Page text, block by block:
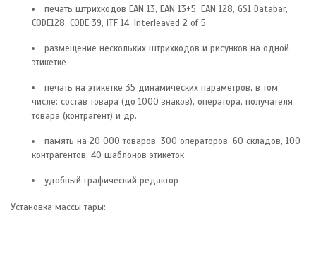
печать штрихкодов EAN 13, EAN 13+5, EAN 128, GS1 Databar,
CODE128, CODE 39, ITF 14, Interleaved 2 of 5
размещение нескольких штрихкодов и рисунков на одной
этикетке
печать на этикетке 35 динамических параметров, в том
числе: состав товара (до 1000 знаков), оператора, получателя
товара (контрагент) и др.
память на 20 000 товаров, 300 операторов, 60 складов, 100
контрагентов, 40 шаблонов этикеток
удобный графический редактор
Установка массы тары: